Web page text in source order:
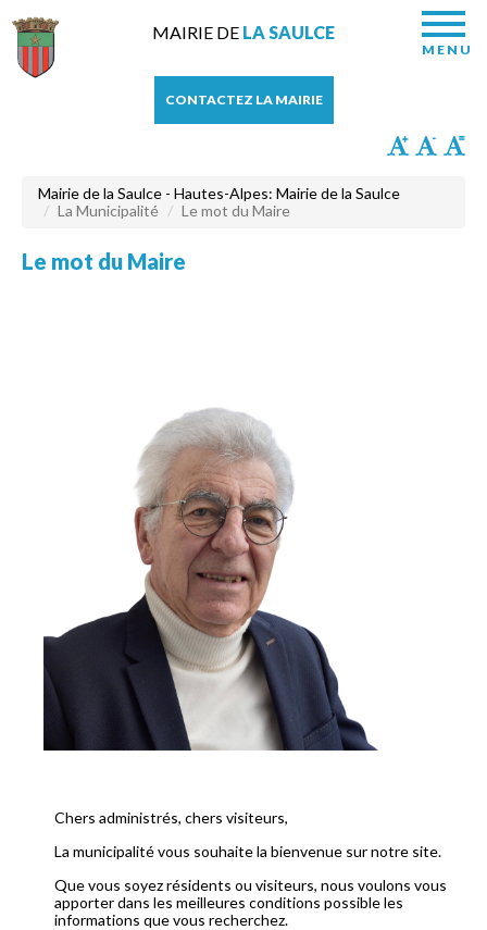
MAIRIE DE LA SAULCE
MENU
CONTACTEZ LA MAIRIE
Mairie de la Saulce - Hautes-Alpes: Mairie de la Saulce
La Municipalité
Le mot du Maire
Le mot du Maire
Chers administrés, chers visiteurs,
La municipalité vous souhaite la bienvenue sur notre site.
Que vous soyez résidents ou visiteurs, nous voulons vous
apporter dans les meilleures conditions possible les
informations que vous recherchez.